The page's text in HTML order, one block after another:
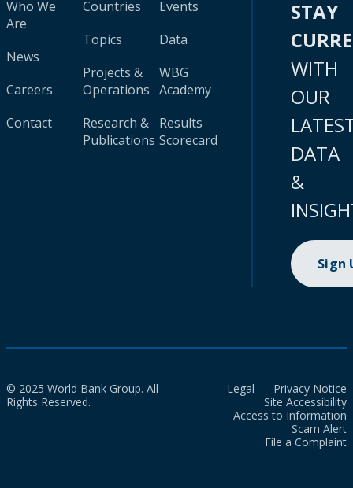
Who We
Are
News
Careers
Contact
Countries
Topics
Projects &
Operations
Research &
Publications
Events
Data
WBG
Academy
Results
Scorecard
STAY
WITH
OUR
DATA
&
Sign
© 2025 World Bank Group. All
Rights Reserved.
Legal
Privacy Notice
Site Accessibility
Access to Information
Scam Alert
File a Complaint